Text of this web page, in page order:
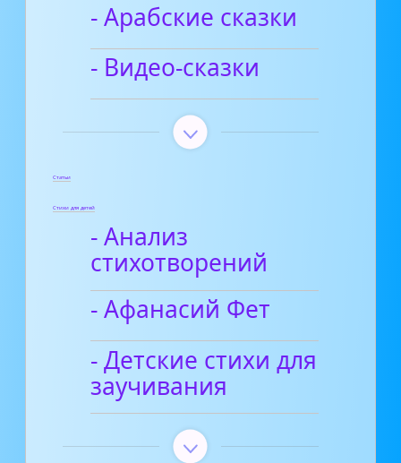
- Арабские сказки
- Видео-сказки
Статьи
Стихи для детей
- Анализ
стихотворений
- Афанасий Фет
- Детские стихи для
заучивания